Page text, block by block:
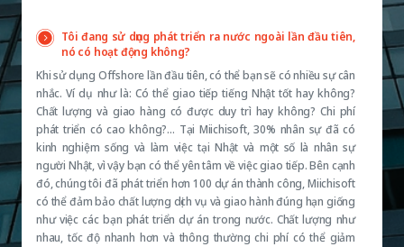
Tôi đang sử dụng phát triển ra nước ngoài lần đầu tiên,
nó có hoạt động không?
Khi sử dụng Offshore lần đầu tiên, có thể bạn sẽ có nhiều sự cân
nhắc. Ví dụ như là: Có thể giao tiếp tiếng Nhật tốt hay không?
Chất lượng và giao hàng có được duy trì hay không? Chi phí
phát triển có cao không?… Tại Miichisoft, 30% nhân sự đã có
kinh nghiệm sống và làm việc tại Nhật và một số là nhân sự
người Nhật, vì vậy bạn có thể yên tâm về việc giao tiếp. Bên cạnh
đó, chúng tôi đã phát triển hơn 100 dự án thành công, Miichisoft
có thể đảm bảo chất lượng dịch vụ và giao hành đúng hạn giống
như việc các bạn phát triển dự án trong nước. Chất lượng như
nhau, tốc độ nhanh hơn và thông thường chi phí có thể giảm